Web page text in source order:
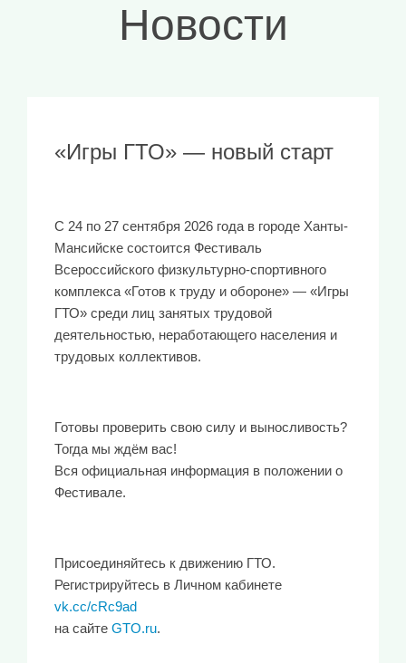
Новости
«Игры ГТО» — новый старт
С 24 по 27 сентября 2026 года в городе Ханты-
Мансийске состоится Фестиваль
Всероссийского физкультурно-спортивного
комплекса «Готов к труду и обороне» — «Игры
ГТО» среди лиц занятых трудовой
деятельностью, неработающего населения и
трудовых коллективов.
Готовы проверить свою силу и выносливость?
Тогда мы ждём вас!
Вся официальная информация в положении о
Фестивале.
Присоединяйтесь к движению ГТО.
Регистрируйтесь в Личном кабинете
vk.cc/cRc9ad
на сайте GTO.ru.